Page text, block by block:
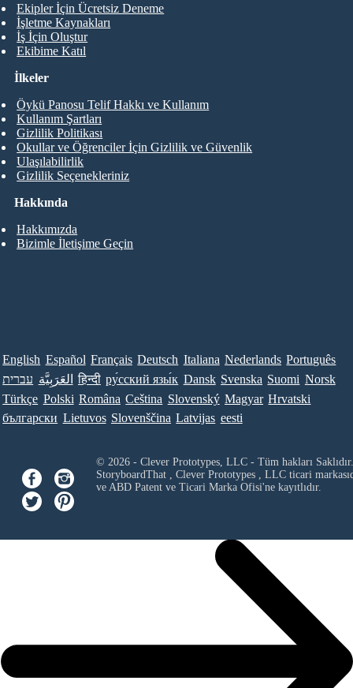
Ekipler İçin Ücretsiz Deneme
İşletme Kaynakları
İş İçin Oluştur
Ekibime Katıl
Hakkında
Hakkımızda
Bizimle İletişime Geçin
İlkeler
Öykü Panosu Telif Hakkı ve Kullanım
Kullanım Şartları
Gizlilik Politikası
Okullar ve Öğrenciler İçin Gizlilik ve Güvenlik
Ulaşılabilirlik
Gizlilik Seçenekleriniz
English Español Français Deutsch Italiana Nederlands Português
עברית العَرَبِيَّة हिन्दी ру́сский язы́к Dansk Svenska Suomi Norsk
Türkçe Polski Româna Ceština Slovenský Magyar Hrvatski
български Lietuvos Slovenščina Latvijas eesti
© 2026 - Clever Prototypes, LLC - Tüm hakları Saklıdır.
StoryboardThat , Clever Prototypes , LLCticari
ve ABD Patent ve Ticari Marka Ofisi'ne kayıtlıdır.